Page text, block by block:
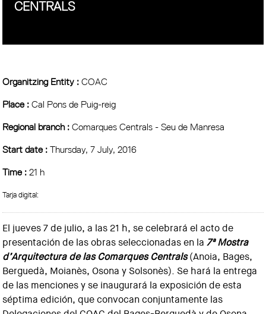
CENTRALS
Organitzing Entity :COAC
Place :Cal Pons de Puig-reig
Regional branch :Comarques Centrals - Seu de Manresa
Start date :Thursday, 7 July, 2016
Time :21 h
Tarja digital:
El jueves 7 de julio, a las 21 h, se celebrará el acto de
presentación de las obras seleccionadas en la7ª Mostra
d’Arquitectura de las Comarques Centrals(Anoia, Bages,
Berguedà, Moianès, Osona y Solsonès). Se hará la entrega
de las menciones y se inaugurará la exposición de esta
séptima edición, que convocan conjuntamente las